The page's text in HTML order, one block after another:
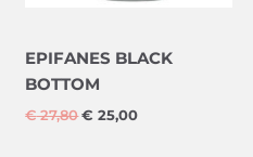
EPIFANES BLACK
BOTTOM
€27,80€ 25,00